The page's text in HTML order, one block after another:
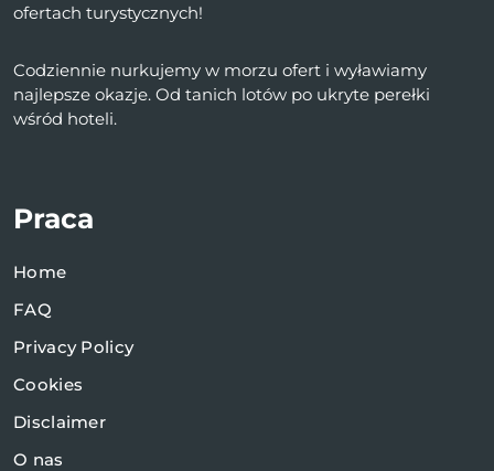
ofertach turystycznych!
Codziennie nurkujemy w morzu ofert i wyławiamy
najlepsze okazje. Od tanich lotów po ukryte perełki
wśród hoteli.
Praca
Home
FAQ
Privacy Policy
Cookies
Disclaimer
O nas